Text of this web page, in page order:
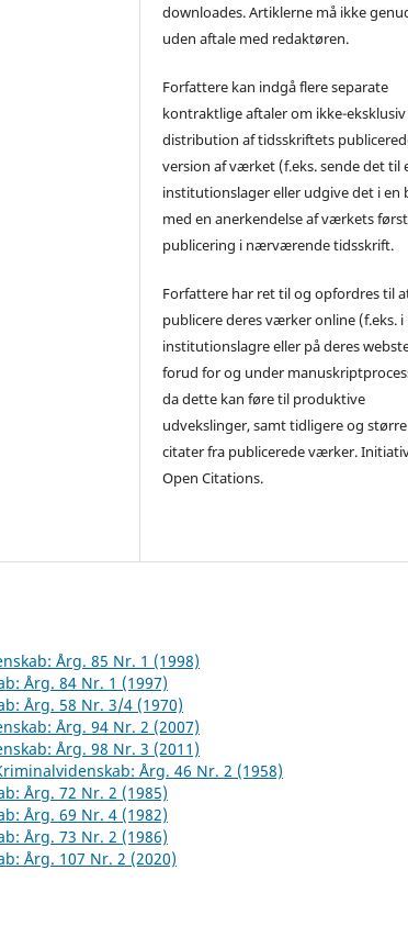
downloades. Artiklerne må ikke
uden aftale med redaktøren.
Forfattere kan indgå flere separate
kontraktlige aftaler om ikke-eksklusiv
distribution af tidsskriftets
version af værket (f.eks. sende det til
institutionslager eller udgive det i en
med en anerkendelse af værkets
publicering i nærværende tidsskrift.
Forfattere har ret til og opfordres til
publicere deres værker online (f.eks. i
institutionslagre eller på deres
forud for og under
da dette kan føre til produktive
udvekslinger, samt tidligere og større
citater fra publicerede værker.
Open Citations.
Årg. 85 Nr. 1 (1998)
Årg. 84 Nr. 1 (1997)
Årg. 58 Nr. 3/4 (1970)
Årg. 94 Nr. 2 (2007)
Årg. 98 Nr. 3 (2011)
Årg. 46 Nr. 2 (1958)
Årg. 72 Nr. 2 (1985)
Årg. 69 Nr. 4 (1982)
Årg. 73 Nr. 2 (1986)
Årg. 107 Nr. 2 (2020)